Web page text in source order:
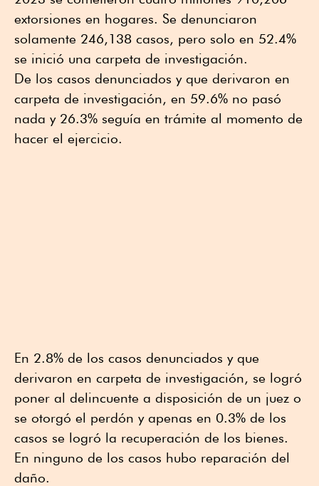
extorsiones en hogares. Se denunciaron
solamente 246,138 casos, pero solo en 52.4%
se inició una carpeta de investigación.
De los casos denunciados y que derivaron en
carpeta de investigación, en 59.6% no pasó
nada y 26.3% seguía en trámite al momento de
hacer el ejercicio.
En 2.8% de los casos denunciados y que
derivaron en carpeta de investigación, se logró
poner al delincuente a disposición de un juez o
se otorgó el perdón y apenas en 0.3% de los
casos se logró la recuperación de los bienes.
En ninguno de los casos hubo reparación del
daño.